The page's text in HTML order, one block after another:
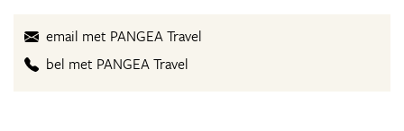
email met PANGEA Travel
bel met PANGEA Travel